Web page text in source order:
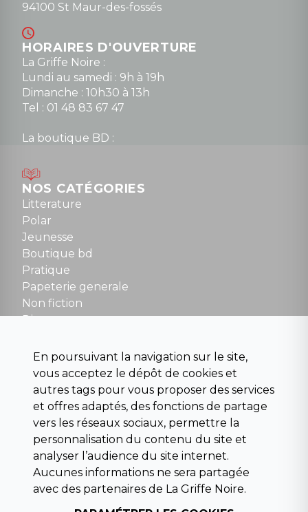
94100 St Maur-des-fossés
HORAIRES D'OUVERTURE
La Griffe Noire :
Lundi au samedi : 9h à 19h
Dimanche : 10h30 à 13h
Tel : 01 48 83 67 47
La boutique BD :
Mardi au samedi : 10h à 13h / 14h à 19h
Dimanche : 10h30 à 12h30
Tel : 01 48 89 13 88
Fermé le dimanche en Juillet et Août
NOUS CONTACTER
contact@la-griffe-noire.com
NOS CATÉGORIES
Litterature
Polar
Jeunesse
Boutique bd
Pratique
Papeterie generale
Non fiction
Divers
Beaux livres et art
Para scolaire
Histoire
Pochoteque
Pleiade
INFORMATIONS
Droit de rétractation
En poursuivant la navigation sur le site,
vous acceptez le dépôt de cookies et
autres tags pour vous proposer des services
et offres adaptés, des fonctions de partage
vers les réseaux sociaux, permettre la
personnalisation du contenu du site et
analyser l’audience du site internet.
Aucunes informations ne sera partagée
avec des partenaires de La Griffe Noire.